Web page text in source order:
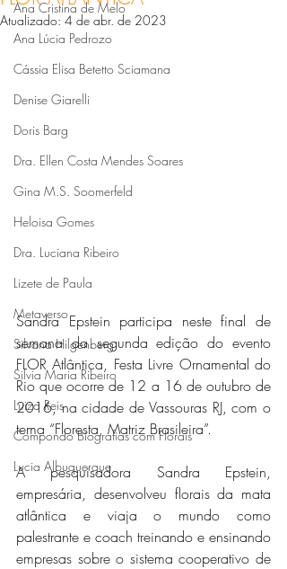
Ana Cristina de Melo
Ana Lúcia Pedrozo
Cássia Elisa Betetto Sciamana
Denise Giarelli
Doris Barg
Dra. Ellen Costa Mendes Soares
Gina M.S. Soomerfeld
Heloisa Gomes
Dra. Luciana Ribeiro
Lizete de Paula
Metaverso
Silvana Hilgenberg
Silvia Maria Ribeiro
Luiza Reis
Compondo Biografias com Florais
Lucia Albuquerque
Atualizado: 4 de abr. de 2023
Sandra Epstein participa neste final de
semana da segunda edição do evento
FLOR Atlântica, Festa Livre Ornamental do
Rio que ocorre de 12 a 16 de outubro de
2016, na cidade de Vassouras RJ, com o
tema “Floresta, Matriz Brasileira”.
A pesquisadora Sandra Epstein,
empresária, desenvolveu florais da mata
atlântica e viaja o mundo como
palestrante e coach treinando e ensinando
empresas sobre o sistema cooperativo de